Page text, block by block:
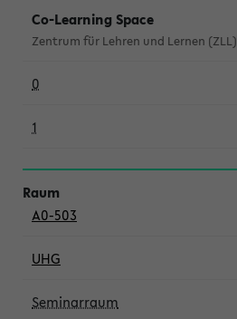
Co-Learning Space
Zentrum für Lehren und Lernen (ZLL)
0
1
A0-503
UHG
Seminarraum